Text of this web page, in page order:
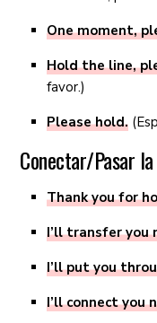
One moment,
Hold the line,
favor.)
Please hold.
Conectar/Pasar
Thank you for
I’ll transfer you
I’ll put you
I’ll connect you